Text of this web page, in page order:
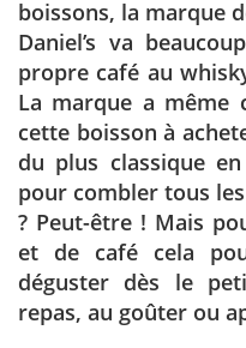
boissons, la marque
Daniel’s va
propre café au
La marque a même
cette boisson à
du plus classique
pour combler tous
? Peut-être ! Mais
et de café cela
déguster dès le
repas, au goûter ou